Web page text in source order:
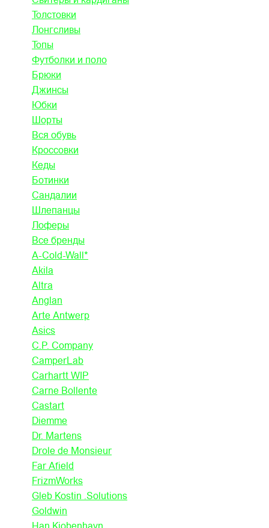
Толстовки
Лонгсливы
Топы
Футболки и поло
Брюки
Джинсы
Юбки
Шорты
Вся обувь
Кроссовки
Кеды
Ботинки
Сандалии
Шлепанцы
Лоферы
Все бренды
A-Cold-Wall*
Akila
Altra
Anglan
Arte Antwerp
Asics
C.P. Company
CamperLab
Carhartt WIP
Carne Bollente
Castart
Diemme
Dr. Martens
Drole de Monsieur
Far Afield
FrizmWorks
Gleb Kostin .Solutions
Goldwin